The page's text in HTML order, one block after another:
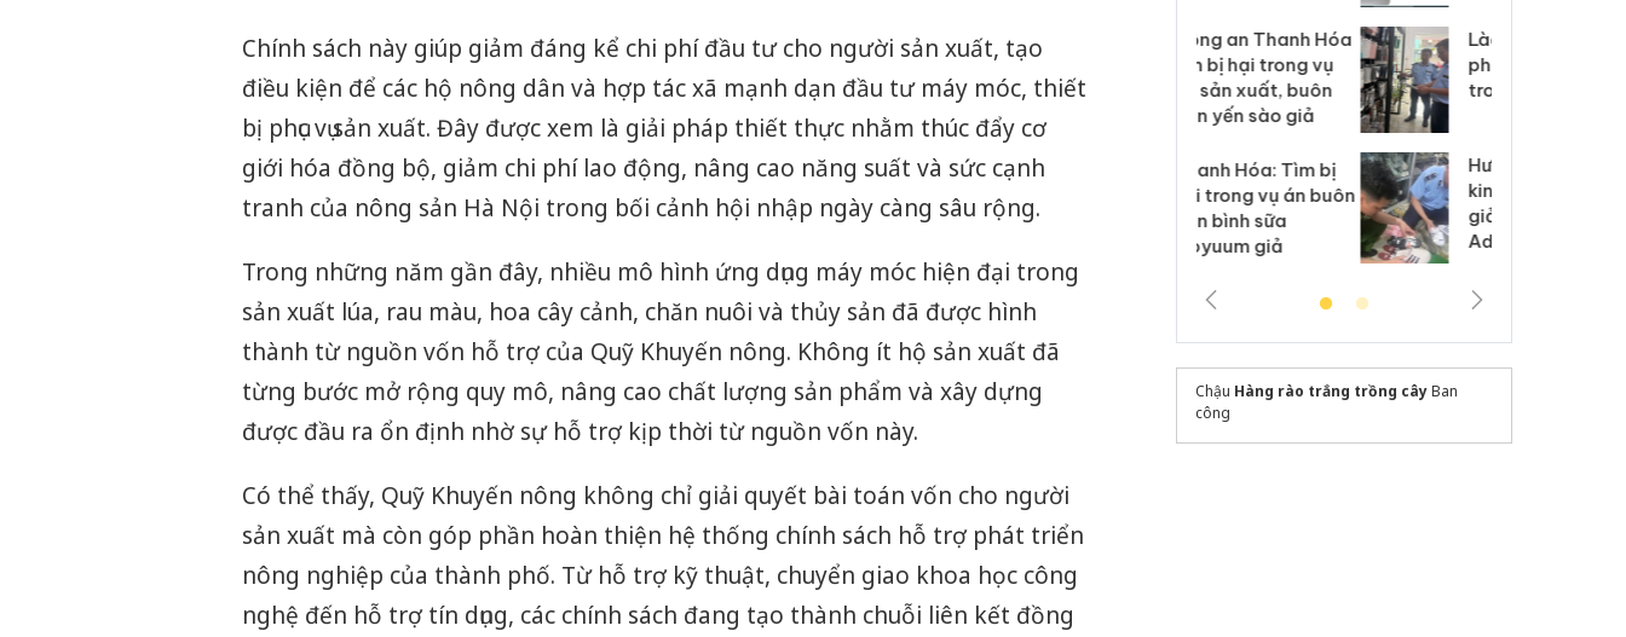
Chính sách này giúp giảm đáng kể chi phí đầu tư cho người sản xuất, tạo
điều kiện để các hộ nông dân và hợp tác xã mạnh dạn đầu tư máy móc, thiết
bị phục vụ sản xuất. Đây được xem là giải pháp thiết thực nhằm thúc đẩy cơ
giới hóa đồng bộ, giảm chi phí lao động, nâng cao năng suất và sức cạnh
tranh của nông sản Hà Nội trong bối cảnh hội nhập ngày càng sâu rộng.
Trong những năm gần đây, nhiều mô hình ứng dụng máy móc hiện đại trong
sản xuất lúa, rau màu, hoa cây cảnh, chăn nuôi và thủy sản đã được hình
thành từ nguồn vốn hỗ trợ của Quỹ Khuyến nông. Không ít hộ sản xuất đã
từng bước mở rộng quy mô, nâng cao chất lượng sản phẩm và xây dựng
được đầu ra ổn định nhờ sự hỗ trợ kịp thời từ nguồn vốn này.
Có thể thấy, Quỹ Khuyến nông không chỉ giải quyết bài toán vốn cho người
sản xuất mà còn góp phần hoàn thiện hệ thống chính sách hỗ trợ phát triển
nông nghiệp của thành phố. Từ hỗ trợ kỹ thuật, chuyển giao khoa học công
nghệ đến hỗ trợ tín dụng, các chính sách đang tạo thành chuỗi liên kết đồng
Công an Thanh Hóa
tìm bị hại trong vụ
án sản xuất, buôn
Thanh Hóa: Tìm bị
bán bình sữa
Lào Cai xử lý 83 vụ vi
phạm thương mại
trong tháng 7
Hưng Yên: Xử lý 6 hộ
kinh doanh bán hàng
giả mạo nhãn hiệu
Adidas, Nike
Chậu Hàng rào trắng trồng câyBan
công